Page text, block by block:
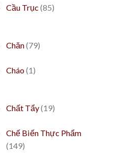
Cầu Trục(85)
Chăn(79)
Cháo(1)
Chất Tẩy(19)
Chế Biến Thực Phẩm
(149)